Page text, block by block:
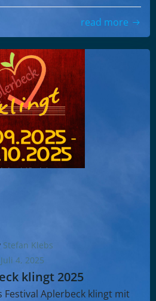
read more
Stefan Klebs
Juli 4, 2025
klingt 2025
Festival Aplerbeck klingt mit